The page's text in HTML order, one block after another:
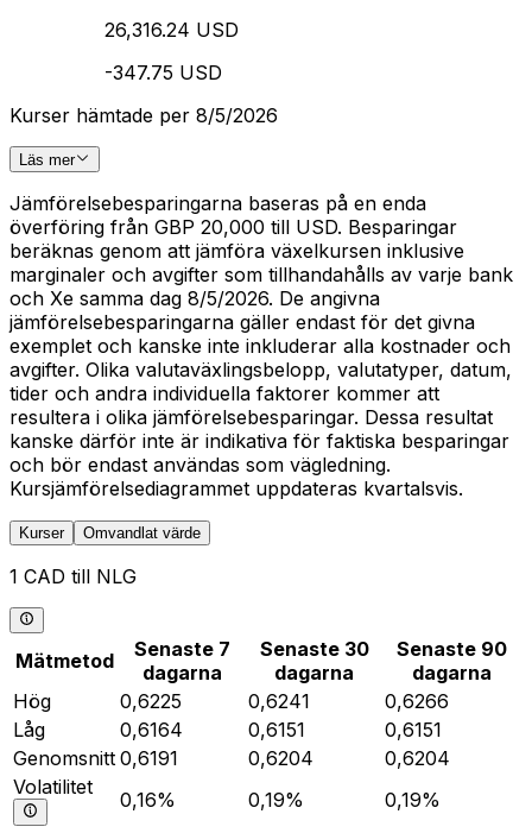
26,316.24 USD
-347.75 USD
Kurser hämtade per 8/5/2026
Läs mer
Jämförelsebesparingarna baseras på en enda
överföring från GBP 20,000 till USD. Besparingar
beräknas genom att jämföra växelkursen inklusive
marginaler och avgifter som tillhandahålls av varje bank
och Xe samma dag 8/5/2026. De angivna
jämförelsebesparingarna gäller endast för det givna
exemplet och kanske inte inkluderar alla kostnader och
avgifter. Olika valutaväxlingsbelopp, valutatyper, datum,
tider och andra individuella faktorer kommer att
resultera i olika jämförelsebesparingar. Dessa resultat
kanske därför inte är indikativa för faktiska besparingar
och bör endast användas som vägledning.
Kursjämförelsediagrammet uppdateras kvartalsvis.
Kurser Omvandlat värde
1 CAD till NLG
Mätmetod
Senaste 7
dagarna
Senaste 30
dagarna
Senaste 90
dagarna
Hög
0,6225 0,6241
0,6266
Låg
0,6164 0,6151
0,6151
Genomsnitt 0,6191 0,6204
0,6204
Volatilitet
0,16% 0,19% 0,19%